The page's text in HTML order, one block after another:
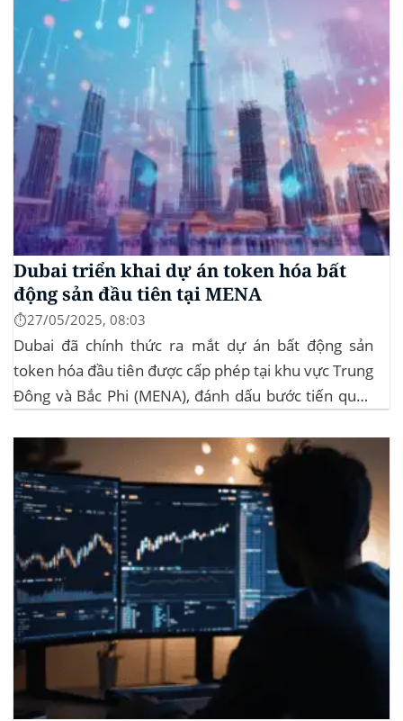
Dubai triển khai dự án token hóa bất
động sản đầu tiên tại MENA
⏱️27/05/2025, 08:03
Dubai đã chính thức ra mắt dự án bất động sản
token hóa đầu tiên được cấp phép tại khu vực Trung
Đông và Bắc Phi (MENA), đánh dấu bước tiến quan
vào lĩnh vực bất động sản. Dự án này là...